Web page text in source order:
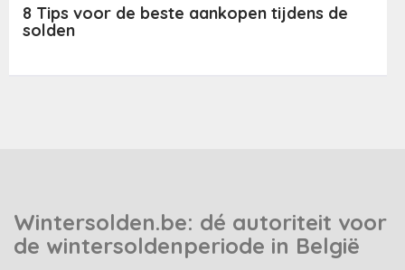
8 Tips voor de beste aankopen tijdens de
solden
Wintersolden.be: dé autoriteit voor
de wintersoldenperiode in België